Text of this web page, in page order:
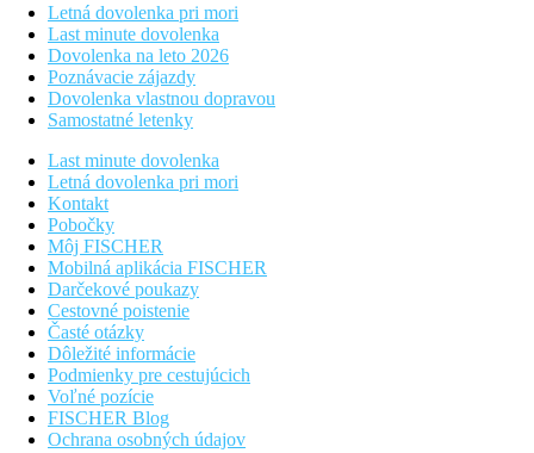
Letná dovolenka pri mori
Last minute dovolenka
Dovolenka na leto 2026
Poznávacie zájazdy
Dovolenka vlastnou dopravou
Samostatné letenky
Last minute dovolenka
Letná dovolenka pri mori
Kontakt
Pobočky
Môj FISCHER
Mobilná aplikácia FISCHER
Darčekové poukazy
Cestovné poistenie
Časté otázky
Dôležité informácie
Podmienky pre cestujúcich
Voľné pozície
FISCHER Blog
Ochrana osobných údajov